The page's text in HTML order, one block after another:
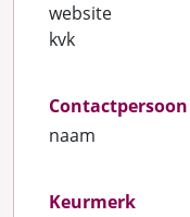
website
kvk
Contactpersoon
naam
Keurmerk